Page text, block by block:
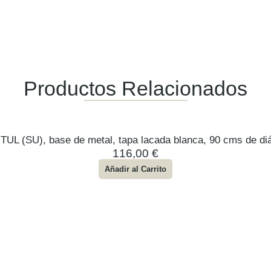
Productos Relacionados
(SU), base de metal, tapa lacada blanca, 90 cms de
116,00 €
Añadir al Carrito